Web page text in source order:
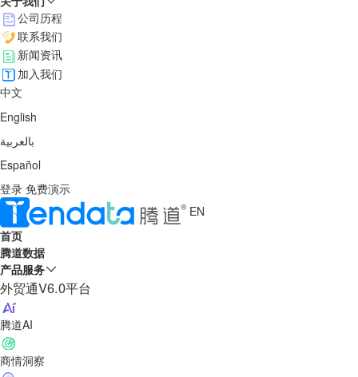
公司历程
联系我们
新闻资讯
加入我们
中文
English
بالعربية
Español
登录 免费演示
EN
首页
腾道数据
产品服务
外贸通V6.0平台
腾道AI
商情洞察